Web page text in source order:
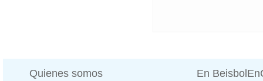
Quienes somos En